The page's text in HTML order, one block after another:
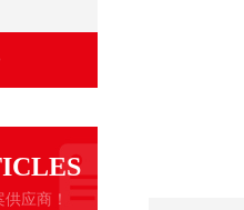
应商！